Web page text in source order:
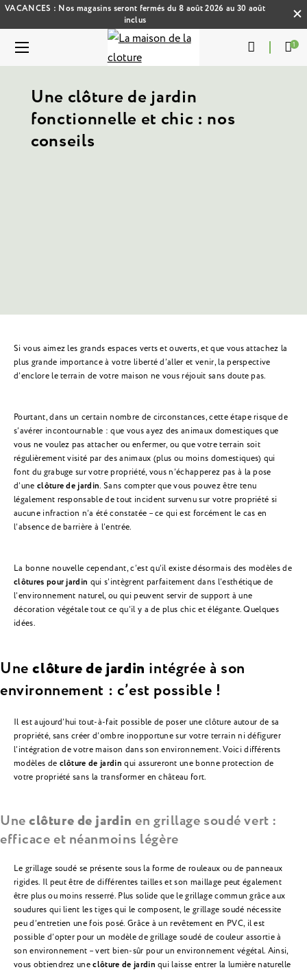
VACANCES : Nos magasins seront fermés du 8 août 2026 au 30 août
inclus
1
Une clôture de jardin
fonctionnelle et chic : nos
conseils
Si vous aimez les grands espaces verts et ouverts, et que vous attachez la
plus grande importance à votre liberté d’aller et venir, la perspective
d’enclore le terrain de votre maison ne vous réjouit sans doute pas.
Pourtant, dans un certain nombre de circonstances, cette étape risque de
s’avérer incontournable : que vous ayez des animaux domestiques que
vous ne voulez pas attacher ou enfermer, ou que votre terrain soit
régulièrement visité par des animaux (plus ou moins domestiques) qui
font du grabuge sur votre propriété, vous n’échapperez pas à la pose
d’une clôture de jardin. Sans compter que vous pouvez être tenu
légalement responsable de tout incident survenu sur votre propriété si
aucune infraction n’a été constatée – ce qui est forcément le cas en
l’absence de barrière à l’entrée.
La bonne nouvelle cependant, c’est qu’il existe désormais des modèles de
clôtures pour jardin qui s’intègrent parfaitement dans l’esthétique de
l’environnement naturel, ou qui peuvent servir de support à une
décoration végétale tout ce qu’il y a de plus chic et élégante. Quelques
idées.
Uneclôture de jardin intégrée à son
environnement : c’est possible !
Il est aujourd’hui tout-à-fait possible de poser une clôture autour de sa
propriété, sans créer d’ombre inopportune sur votre terrain ni défigurer
l’intégration de votre maison dans son environnement. Voici différents
modèles de clôture de jardin qui assureront une bonne protection de
votre propriété sans la transformer en château fort.
Uneclôture de jardin en grillage soudé vert :
efficace et néanmoins légère
Le grillage soudé se présente sous la forme de rouleaux ou de panneaux
rigides. Il peut être de différentes tailles et son maillage peut également
être plus ou moins resserré. Plus solide que le grillage commun grâce aux
soudures qui lient les tiges qui le composent, le grillage soudé nécessite
peu d’entretien une fois posé. Grâce à un revêtement en PVC, il est
possible d’opter pour un modèle de grillage soudé de couleur assortie à
son environnement – vert bien-sûr pour un environnement végétal. Ainsi,
vous obtiendrez uneclôture de jardin qui laisse entrer la lumière naturelle